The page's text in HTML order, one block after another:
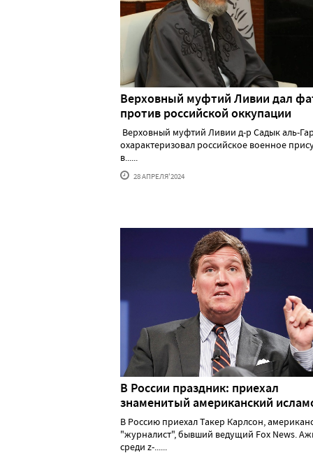
Верховный муфтий Ливии дал
против российской оккупации
Верховный муфтий Ливии д-р Садык аль-
охарактеризовал российское военное
в......
28 АПРЕЛЯ'2024
В России праздник: приехал
знаменитый американский
В Россию приехал Такер Карлсон,
"журналист", бывший ведущий Fox News.
среди z-......